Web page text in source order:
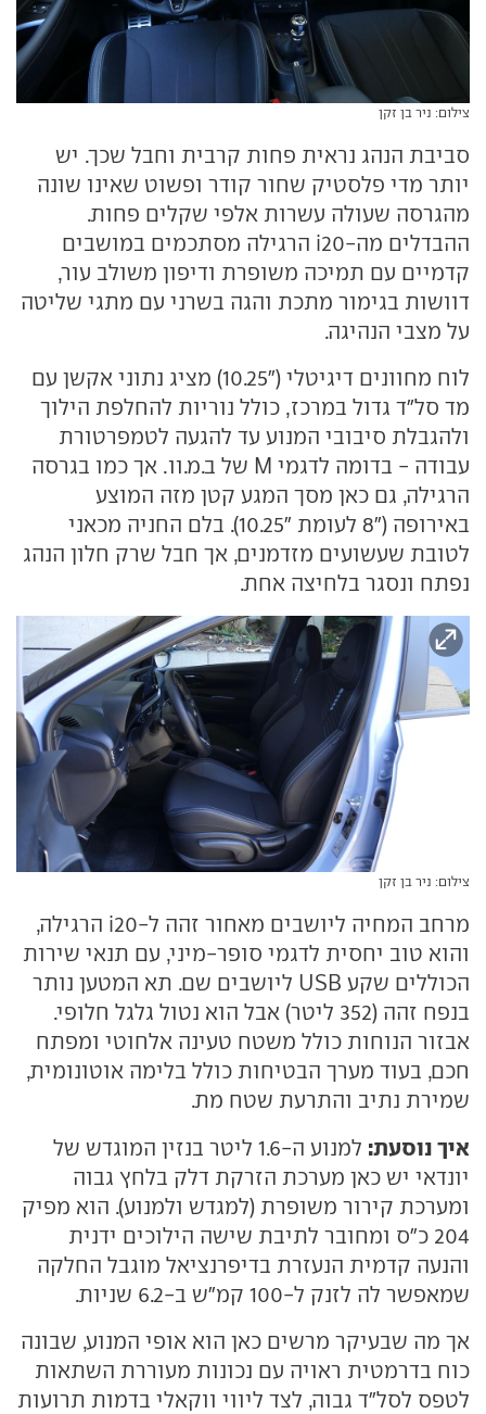
צילום: ניר בן זקן
סביבת הנהג נראית פחות קרבית וחבל שכך. יש
יותר מדי פלסטיק שחור קודר ופשוט שאינו שונה
מהגרסה שעולה עשרות אלפי שקלים פחות.
ההבדלים מה-i20 הרגילה מסתכמים במושבים
קדמיים עם תמיכה משופרת ודיפון משולב עור,
דוושות בגימור מתכת והגה בשרני עם מתגי שליטה
על מצבי הנהיגה.
לוח מחוונים דיגיטלי ("10.25) מציג נתוני אקשן עם
מד סל"ד גדול במרכז, כולל נוריות להחלפת הילוך
ולהגבלת סיבובי המנוע עד להגעה לטמפרטורת
עבודה - בדומה לדגמי M של ב.מ.וו. אך כמו בגרסה
הרגילה, גם כאן מסך המגע קטן מזה המוצע
באירופה ("8 לעומת "10.25). בלם החניה מכאני
לטובת שעשועים מזדמנים, אך חבל שרק חלון הנהג
נפתח ונסגר בלחיצה אחת.
צילום: ניר בן זקן
מרחב המחיה ליושבים מאחור זהה ל-i20 הרגילה,
והוא טוב יחסית לדגמי סופר-מיני, עם תנאי שירות
הכוללים שקע USB ליושבים שם. תא המטען נותר
בנפח זהה (352 ליטר) אבל הוא נטול גלגל חלופי.
אבזור הנוחות כולל משטח טעינה אלחוטי ומפתח
חכם, בעוד מערך הבטיחות כולל בלימה אוטונומית,
שמירת נתיב והתרעת שטח מת.
איך נוסעת:
למנוע ה-1.6 ליטר בנזין המוגדש של
יונדאי יש כאן מערכת הזרקת דלק בלחץ גבוה
ומערכת קירור משופרת (למגדש ולמנוע). הוא מפיק
204 כ"ס ומחובר לתיבת שישה הילוכים ידנית
והנעה קדמית הנעזרת בדיפרנציאל מוגבל החלקה
שמאפשר לה לזנק ל-100 קמ"ש ב-6.2 שניות.
אך מה שבעיקר מרשים כאן הוא אופי המנוע, שבונה
כוח בדרמטית ראויה עם נכונות מעוררת השתאות
לטפס לסל"ד גבוה, לצד ליווי ווקאלי בדמות תרועות